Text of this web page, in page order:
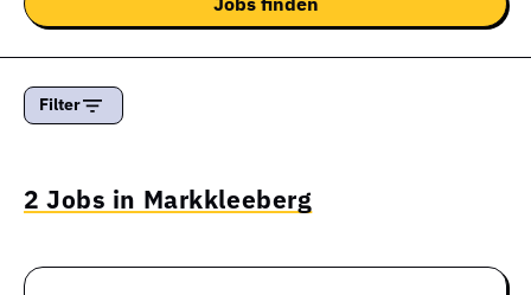
Filter
2 Jobs in Markkleeberg